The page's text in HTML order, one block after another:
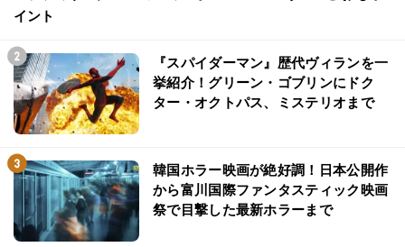
イント
『スパイダーマン』歴代ヴィランを一
挙紹介！グリーン・ゴブリンにドク
ター・オクトパス、ミステリオまで
韓国ホラー映画が絶好調！日本公開作
から富川国際ファンタスティック映画
祭で目撃した最新ホラーまで